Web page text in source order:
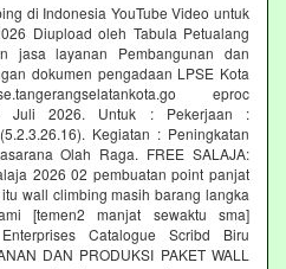
di Indonesia YouTube Video untuk
Diupload oleh Tabula Petualang
jasa layanan Pembangunan dan
dokumen pengadaan LPSE Kota
eproc
Juli 2026. Untuk : Pekerjaan :
Kegiatan : Peningkatan
Olah Raga. FREE SALAJA:
2026 02 pembuatan point panjat
wall climbing masih barang langka
[temen2 manjat sewaktu sma]
Catalogue Scribd Biru
DAN PRODUKSI PAKET WALL